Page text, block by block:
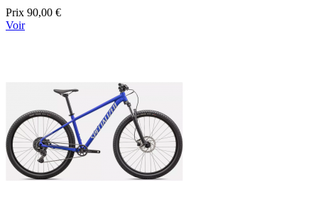
Prix 90,00 €
Voir